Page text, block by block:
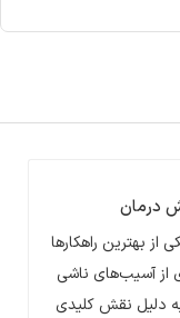
درمان
بهترین راهکارها
از آسیب‌های ناشی
دلیل نقش کلیدی